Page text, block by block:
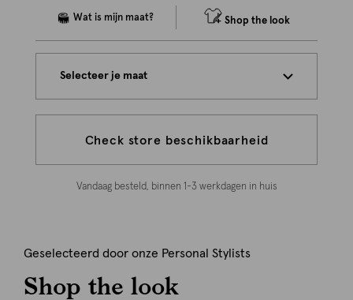
Shop the look
Selecteer je maat
Check store beschikbaarheid
Vandaag besteld, binnen 1-3 werkdagen in huis
Geselecteerd door onze Personal Stylists
Shop the look